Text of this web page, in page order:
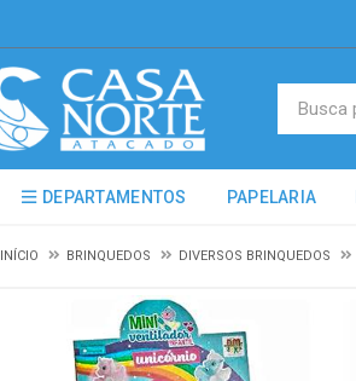
DEPARTAMENTOS PAPELARIA
INÍCIO BRINQUEDOS DIVERSOS BRINQUEDOS